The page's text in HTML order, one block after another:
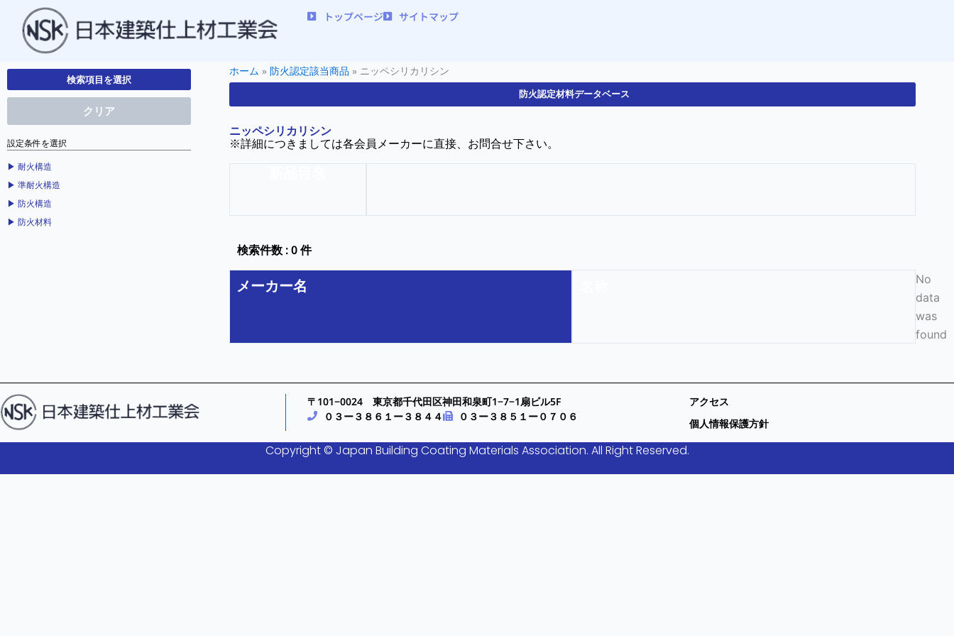
トップページ サイトマップ
検索項目を選択
クリア
設定条件を選択
▶︎ 耐火構造
▶︎ 準耐火構造
▶︎ 防火構造
▶︎ 防火材料
ホーム » 防火認定該当商品 » ニッペシリカリシン
防火認定材料データベース
ニッペシリカリシン
※詳細につきましては各会員メーカーに直接、お問合せ下さい。
検索件数 : 0 件
メーカー名
No
data
was
found
〒101−0024 東京都千代田区神田和泉町1−7−1扇ビル5F
０３ー３８６１ー３８４４
０３ー３８５１ー０７０６
アクセス
個人情報保護方針
Copyright © Japan Building Coating Materials Association. All Right Reserved.